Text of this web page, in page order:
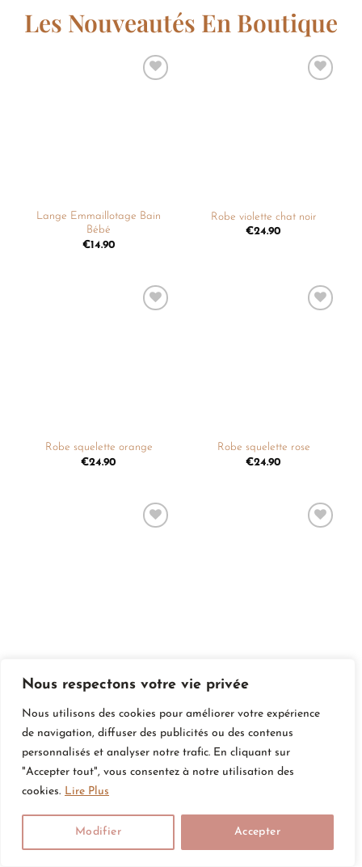
Nous respectons votre vie privée
Nous utilisons des cookies pour améliorer votre expérience
de navigation, diffuser des publicités ou des contenus
personnalisés et analyser notre trafic. En cliquant sur
"Accepter tout", vous consentez à notre utilisation des
cookies. Lire Plus
Modifier Accepter
Les Nouveautés En Boutique
Lange Emmaillotage Bain
Bébé
€14.90
Robe violette chat noir
€24.90
Robe squelette orange
€24.90
Robe squelette rose
€24.90
€24.90
Ajouter